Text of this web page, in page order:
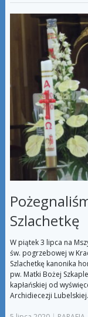
Szlachetkę
W piątek 3 lipca na
św. pogrzebowej w
Szlachetkę kanonika
pw. Matki Bożej
kapłańskiej od
Archidiecezji